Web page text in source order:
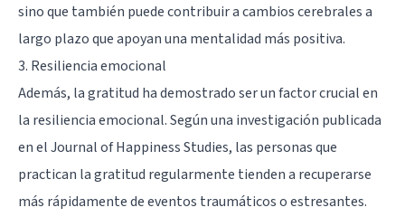
sino que también puede contribuir a cambios cerebrales a
largo plazo que apoyan una mentalidad más positiva.
3. Resiliencia emocional
Además, la gratitud ha demostrado ser un factor crucial en
la resiliencia emocional. Según una investigación publicada
en el Journal of Happiness Studies, las personas que
practican la gratitud regularmente tienden a recuperarse
más rápidamente de eventos traumáticos o estresantes.